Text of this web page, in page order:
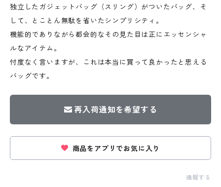
独立したガジェットバッグ（スリング）がついたバッグ、そ
して、とことん無駄を省いたシンプリシティ。
機能的でありながら都会的なその見た目は正にエッセンシャ
ルなアイテム。
忖度なく言いますが、これは本当に買って良かったと思える
バッグです。
再入荷通知を希望する
商品をアプリでお気に入り
通報する